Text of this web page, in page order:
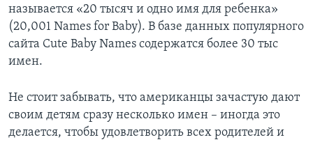
называется «20 тысяч и одно имя для ребенка»
(20,001 Names for Baby). В базе данных популярного
сайта Cute Baby Names содержатся более 30 тыс
имен.
Не стоит забывать, что американцы зачастую дают
своим детям сразу несколько имен – иногда это
делается, чтобы удовлетворить всех родителей и